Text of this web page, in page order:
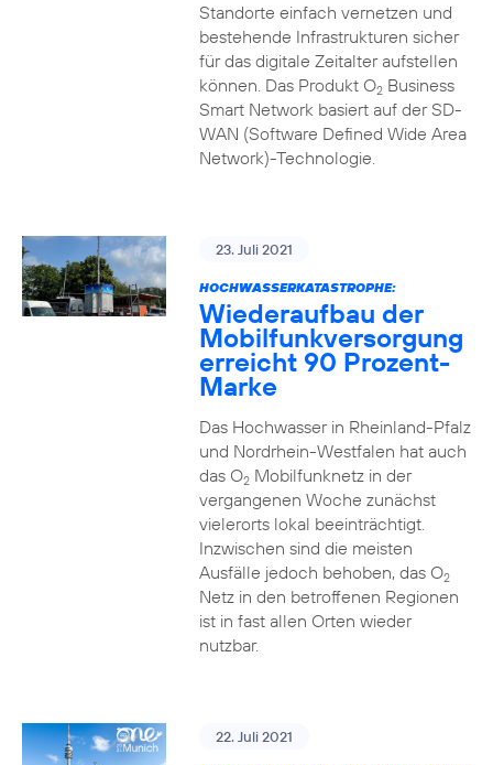
Standorte einfach vernetzen und
bestehende Infrastrukturen sicher
für das digitale Zeitalter aufstellen
können. Das Produkt O2Business
Smart Network basiert auf der SD-
WAN (Software Defined Wide Area
Network)-Technologie.
23. Juli 2021
HOCHWASSERKATASTROPHE:
Wiederaufbau der
Mobilfunkversorgung
erreicht 90 Prozent-
Marke
Das Hochwasser in Rheinland-Pfalz
und Nordrhein-Westfalen hat auch
das O2Mobilfunknetz in der
vergangenen Woche zunächst
vielerorts lokal beeinträchtigt.
Inzwischen sind die meisten
Ausfälle jedoch behoben, das O2
Netz in den betroffenen Regionen
ist in fast allen Orten wieder
nutzbar.
22. Juli 2021